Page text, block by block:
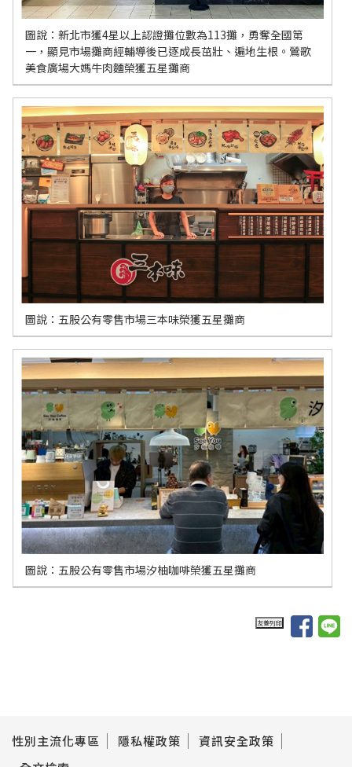
圖說：新北市獲4星以上認證攤位數為113攤，勇奪全國第
一，顯見市場攤商經輔導後已逐成長茁壯、遍地生根。鶯歌
美食廣場大媽牛肉麵榮獲五星攤商
圖說：五股公有零售市場三本味榮獲五星攤商
圖說：五股公有零售市場汐柚咖啡榮獲五星攤商
性別主流化專區 隱私權政策
資訊安全政策